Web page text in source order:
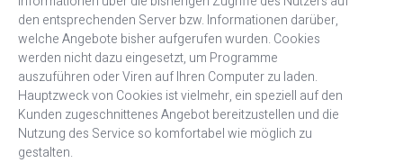
den entsprechenden Server bzw. Informationen darüber,
welche Angebote bisher aufgerufen wurden. Cookies
werden nicht dazu eingesetzt, um Programme
auszuführen oder Viren auf Ihren Computer zu laden.
Hauptzweck von Cookies ist vielmehr, ein speziell auf den
Kunden zugeschnittenes Angebot bereitzustellen und die
Nutzung des Service so komfortabel wie möglich zu
gestalten.